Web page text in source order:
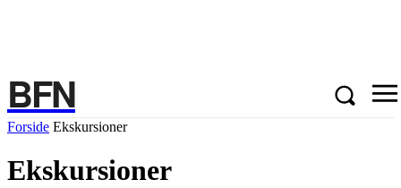
BFN
Forside Ekskursioner
Ekskursioner